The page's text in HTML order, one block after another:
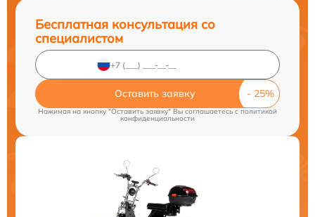
Бесплатная консультация со
специалистом
Оставить заявку
Нажимая на кнопку "Оставить заявку" Вы соглашаетесь cполитикой
конфиденциальности